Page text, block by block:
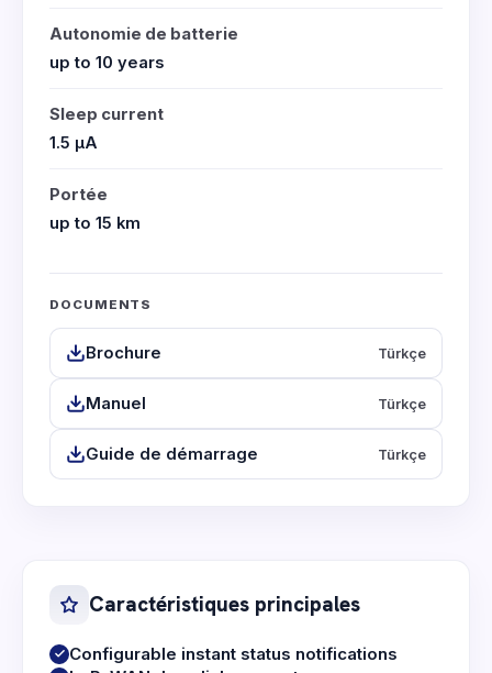
Autonomie de batterie
up to 10 years
Sleep current
1.5 μA
Portée
up to 15 km
DOCUMENTS
Brochure Türkçe
Manuel Türkçe
Guide de démarrage Türkçe
Caractéristiques principales
Configurable instant status notifications